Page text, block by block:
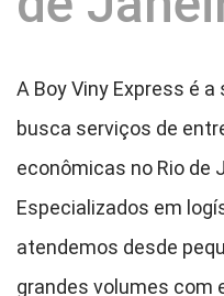
A Boy Viny Express é
busca serviços de
econômicas no Rio de
Especializados em
atendemos desde
grandes volumes com